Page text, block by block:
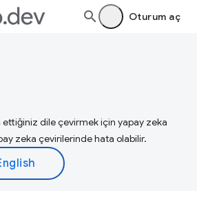
Oturum aç
dile çevirmek için yapay zeka
zeka çevirilerinde hata olabilir.